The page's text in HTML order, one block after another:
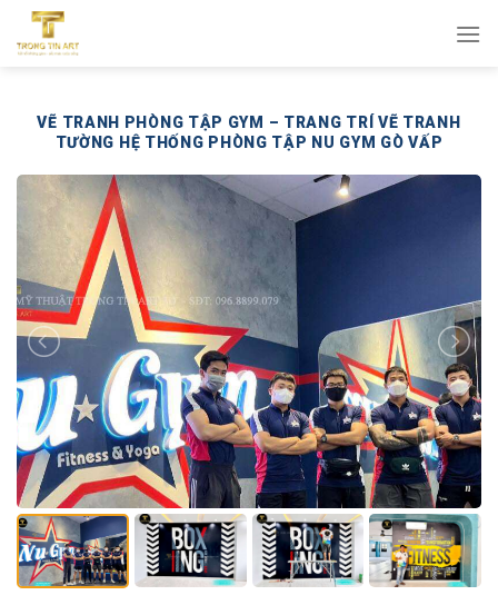
qua
VẼ TRANH PHÒNG TẬP GYM – TRANG TRÍ VẼ TRANH
TƯỜNG HỆ THỐNG PHÒNG TẬP NU GYM GÒ VẤP